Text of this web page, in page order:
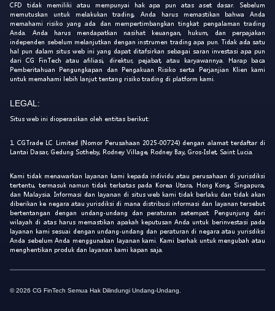
CFD tidak memiliki atau mempunyai hak apa pun atas aset dasar. Sebelum
memutuskan untuk melakukan trading, Anda harus memastikan bahwa Anda
memahami risiko yang ada dan mempertimbangkan tingkat pengalaman trading
Anda. Anda harus mendapatkan nasihat keuangan, hukum, dan perpajakan
independen sebelum melanjutkan dengan instrumen trading apa pun. Tidak ada satu
hal pun dalam situs web ini yang dapat ditafsirkan sebagai saran investasi apa pun
dari CG FinTech atau afiliasi, direktur, pejabat, atau karyawannya. Harap baca
Pemberitahuan Pengungkapan dan Pengakuan Risiko serta Perjanjian Klien kami
untuk memahami lebih lanjut tentang risiko trading di platform kami.
LEGAL:
Situs web ini dioperasikan oleh entitas berikut:
1. CGTrade LC Limited (Nomor Perusahaan 2025-00724) dengan alamat terdaftar di
Lantai Dasar, Gedung Sotheby, Rodney Village, Rodney Bay, Gros-Islet, Saint Lucia.
Kami tidak menawarkan layanan kami kepada individu atau perusahaan di yurisdiksi
tertentu, termasuk namun tidak terbatas pada Korea Utara, Hong Kong, Singapura,
dan Malaysia. Informasi dan layanan di situs web kami tidak berlaku dan tidak akan
diberikan ke negara atau yurisdiksi di mana distribusi informasi dan layanan tersebut
bertentangan dengan undang-undang dan peraturan setempat. Pengunjung dari
wilayah di atas harus memastikan apakah keputusan Anda untuk berinvestasi pada
layanan kami sesuai dengan undang-undang dan peraturan di negara atau yurisdiksi
Anda sebelum Anda menggunakan layanan kami. Kami berhak untuk mengubah atau
menghentikan produk dan layanan kami kapan saja.
© 2026 CG FinTech Semua Hak Dilindungi Undang-Undang.